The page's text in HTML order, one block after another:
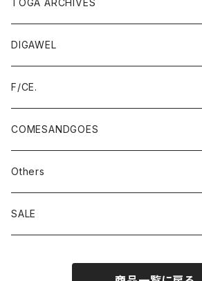
pants
accessory
tops
pants
accessory
bag
shoes
TOGA ARCHIVES
TOGA VIRILIS
outer
tops
TOGA TOO
outer
tops
TOGA×SUICOKE
TOGA×SUBU
TOGA×UMBRO
DIGAWEL
outer
tops
pants
accessory
F/CE.
outer
tops
pants
COMESANDGOES
cap
knit
Others
Champion (TTA、MADE IN USA)
SALE